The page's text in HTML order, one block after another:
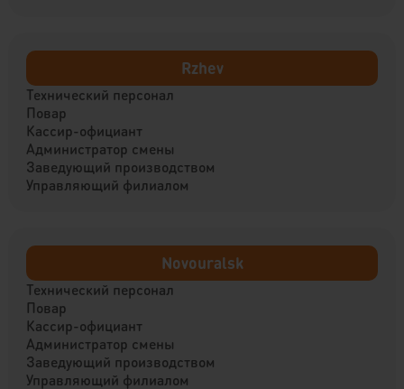
Rzhev
Технический персонал
Повар
Кассир-официант
Администратор смены
Заведующий производством
Управляющий филиалом
Novouralsk
Технический персонал
Повар
Кассир-официант
Администратор смены
Заведующий производством
Управляющий филиалом